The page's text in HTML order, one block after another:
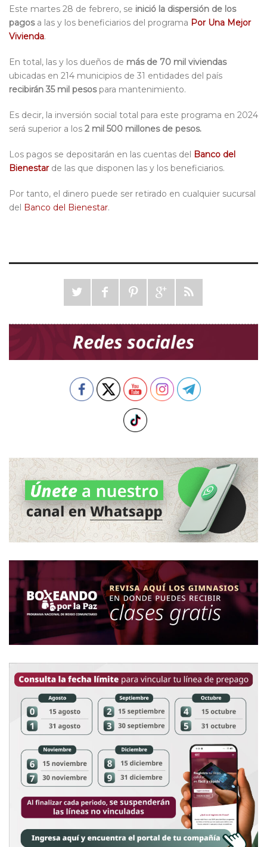
Este martes 28 de febrero, se inició la dispersión de los
pagosa las y los beneficiarios del programa Por Una Mejor
Vivienda.
En total, las y los dueños de más de 70 mil viviendas
ubicadas en 214 municipios de 31 entidades del país
recibirán 35 mil pesospara mantenimiento.
Es decir, la inversión social total para este programa en 2024
será superior a los 2 mil 500 millones de pesos.
Los pagos se depositarán en las cuentas del
Banco del
Bienestarde las que disponen las y los beneficiarios.
Por tanto, el dinero puede ser retirado en cualquier sucursal
del
Banco del Bienestar.